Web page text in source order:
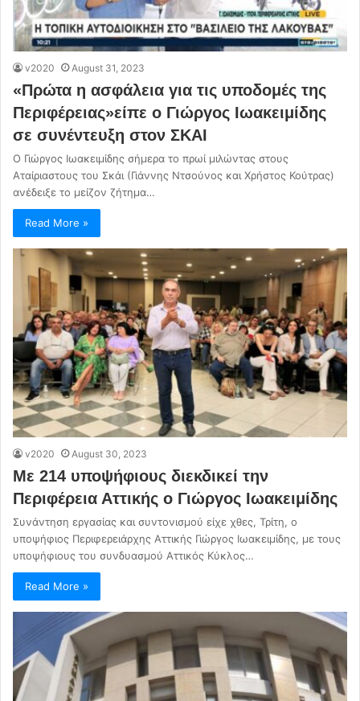
v2020 August 31, 2023
«Πρώτα η ασφάλεια για τις υποδομές της
Περιφέρειας»είπε ο Γιώργος Ιωακειμίδης
σε συνέντευξη στον ΣΚΑΙ
Ο Γιώργος Ιωακειμίδης σήμερα το πρωί μιλώντας στους
Αταίριαστους του Σκάι (Γιάννης Ντσούνος και Χρήστος Κούτρας)
ανέδειξε το μείζον ζήτημα…
Read More »
v2020 August 30, 2023
Με 214 υποψήφιους διεκδικεί την
Περιφέρεια Αττικής ο Γιώργος Ιωακειμίδης
Συνάντηση εργασίας και συντονισμού είχε χθες, Τρίτη, ο
υποψήφιος Περιφερειάρχης Αττικής Γιώργος Ιωακειμίδης, με τους
υποψήφιους του συνδυασμού Αττικός Κύκλος…
Read More »